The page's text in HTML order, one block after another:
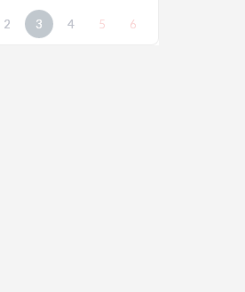
2 3 4 5 6